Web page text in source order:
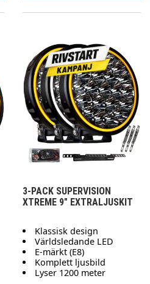
3-PACK SUPERVISION
XTREME 9" EXTRALJUSKIT
Klassisk design
Världsledande LED
E-märkt (E8)
Komplett ljusbild
Lyser 1200 meter